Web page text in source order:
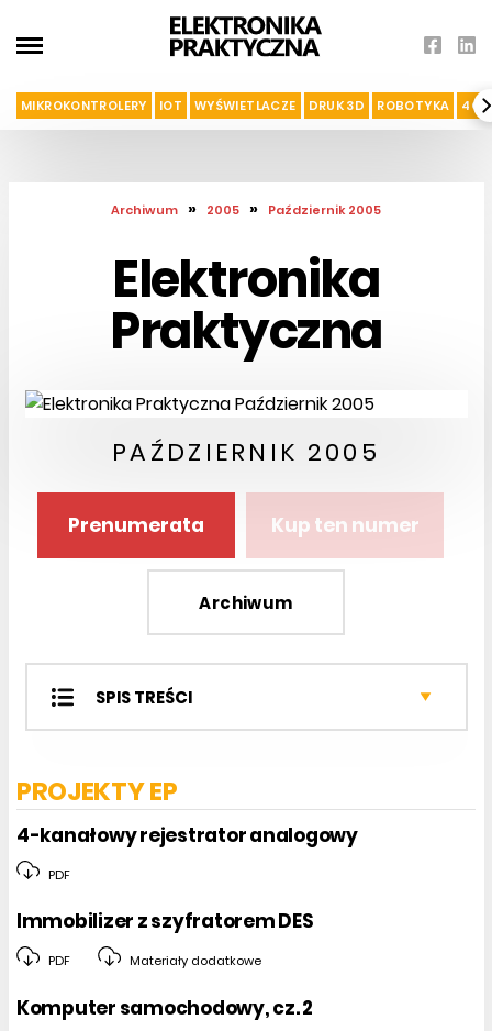
MIKROKONTROLERY IOT WYŚWIETLACZE DRUK 3D ROBOTYKA 4G I
Archiwum » 2005 » Październik 2005
Elektronika
Praktyczna
PAŹDZIERNIK 2005
Prenumerata Kup ten numer
Archiwum
SPIS TREŚCI
Projekty czytelników
Notatnik konstruktora
Podzespoły
Analog Center
PROJEKTY EP
4-kanałowy rejestrator analogowy
PDF
Immobilizer z szyfratorem DES
PDF Materiały dodatkowe
Komputer samochodowy, cz. 2